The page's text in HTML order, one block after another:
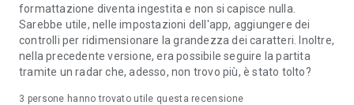
formattazione diventa ingestita e non si capisce nulla.
Sarebbe utile, nelle impostazioni dell'app, aggiungere dei
controlli per ridimensionare la grandezza dei caratteri. Inoltre,
nella precedente versione, era possibile seguire la partita
tramite un radar che, adesso, non trovo più, è stato tolto?
3 persone hanno trovato utile questa recensione